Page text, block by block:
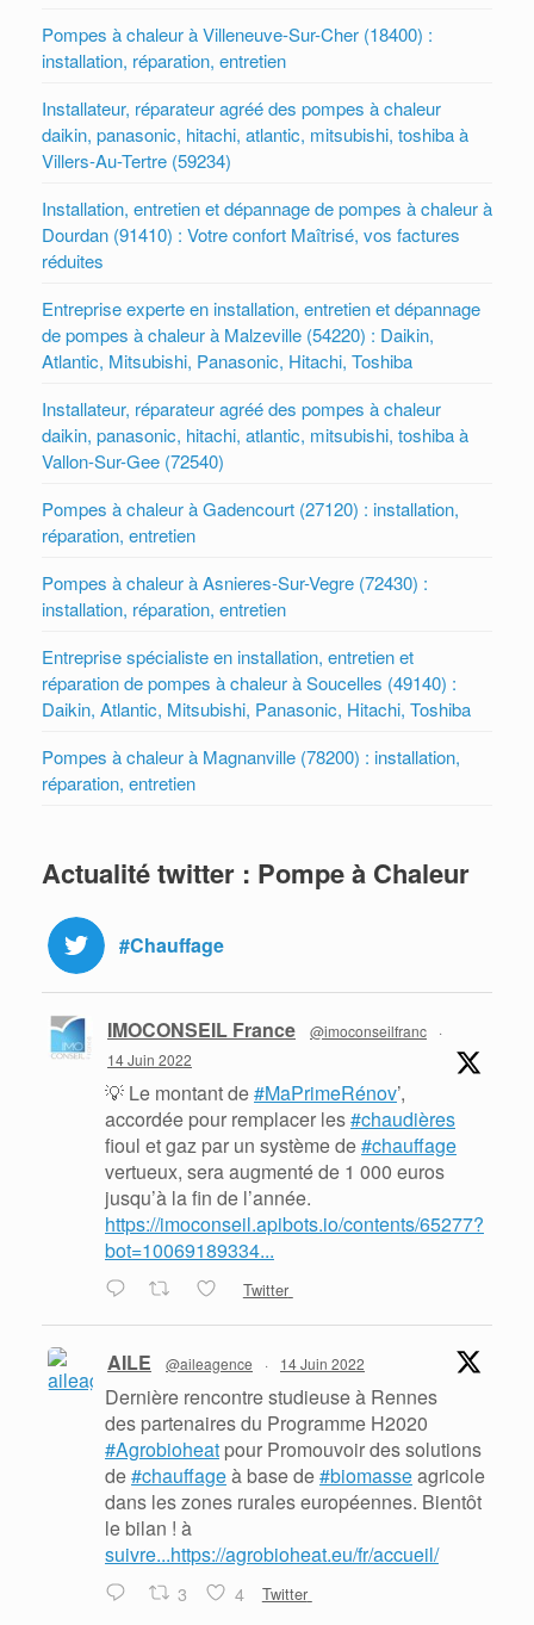
Pompes à chaleur à Villeneuve-Sur-Cher (18400) :
installation, réparation, entretien
Installateur, réparateur agréé des pompes à chaleur
daikin, panasonic, hitachi, atlantic, mitsubishi, toshiba à
Villers-Au-Tertre (59234)
Installation, entretien et dépannage de pompes à chaleur à
Dourdan (91410) : Votre confort Maîtrisé, vos factures
réduites
Entreprise experte en installation, entretien et dépannage
de pompes à chaleur à Malzeville (54220) : Daikin,
Atlantic, Mitsubishi, Panasonic, Hitachi, Toshiba
Installateur, réparateur agréé des pompes à chaleur
daikin, panasonic, hitachi, atlantic, mitsubishi, toshiba à
Vallon-Sur-Gee (72540)
Pompes à chaleur à Gadencourt (27120) : installation,
réparation, entretien
Pompes à chaleur à Asnieres-Sur-Vegre (72430) :
installation, réparation, entretien
Entreprise spécialiste en installation, entretien et
réparation de pompes à chaleur à Soucelles (49140) :
Daikin, Atlantic, Mitsubishi, Panasonic, Hitachi, Toshiba
Pompes à chaleur à Magnanville (78200) : installation,
réparation, entretien
Actualité twitter : Pompe à Chaleur
#Chauffage
IMOCONSEIL France @imoconseilfranc
·
14 Juin 2022
💡 Le montant de#MaPrimeRénov’,
accordée pour remplacer les#chaudières
fioul et gaz par un système de#chauffage
vertueux, sera augmenté de 1 000 euros
jusqu’à la fin de l’année.
https://imoconseil.apibots.io/contents/65277?
bot=10069189334...
Twitter
AILE @aileagence · 14 Juin 2022
Dernière rencontre studieuse à Rennes
des partenaires du Programme H2020
#Agrobioheat pour Promouvoir des solutions
de#chauffageà base de#biomasseagricole
dans les zones rurales européennes. Bientôt
le bilan ! à
suivre...https://agrobioheat.eu/fr/accueil/
3 4 Twitter